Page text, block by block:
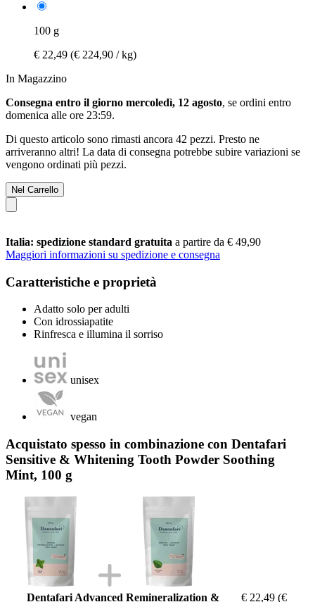
100 g
€ 22,49 (€ 224,90 / kg)
In Magazzino
Consegna entro il giorno mercoledì, 12 agosto, se ordini entro
domenica alle ore 23:59.
Di questo articolo sono rimasti ancora 42 pezzi. Presto ne
arriveranno altri! La data di consegna potrebbe subire variazioni se
vengono ordinati più pezzi.
Nel Carrello
Italia: spedizione standard gratuita a partire da € 49,90
Maggiori informazioni su spedizione e consegna
Caratteristiche e proprietà
Adatto solo per adulti
Con idrossiapatite
Rinfresca e illumina il sorriso
unisex
vegan
Acquistato spesso in combinazione con Dentafari
Sensitive & Whitening Tooth Powder Soothing
Mint, 100 g
Dentafari Advanced Remineralization & € 22,49 (€